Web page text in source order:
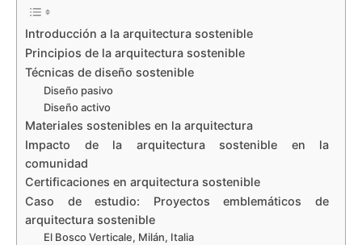
Introducción a la arquitectura sostenible
Principios de la arquitectura sostenible
Técnicas de diseño sostenible
Diseño pasivo
Diseño activo
Materiales sostenibles en la arquitectura
Impacto de la arquitectura sostenible en la
comunidad
Certificaciones en arquitectura sostenible
Caso de estudio: Proyectos emblemáticos de
arquitectura sostenible
El Bosco Verticale, Milán, Italia